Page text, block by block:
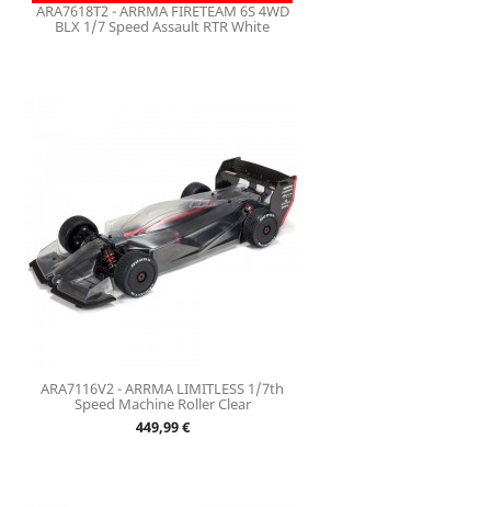
ARA7618T2 - ARRMA FIRETEAM 6S 4WD
BLX 1/7 Speed Assault RTR White
ARA7116V2 - ARRMA LIMITLESS 1/7th
Speed Machine Roller Clear
Prix
449,99 €